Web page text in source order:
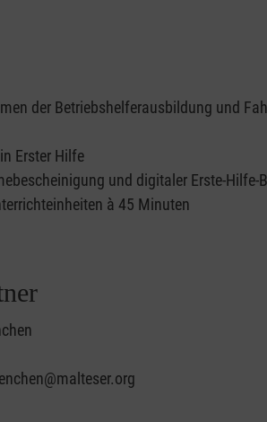
der Betriebshelferausbildung und
Erster Hilfe
und digitaler Erste-Hilfe-
à 45 Minuten